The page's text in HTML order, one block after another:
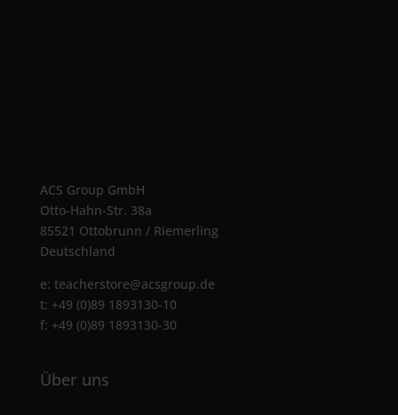
ACS Group GmbH
Otto-Hahn-Str. 38a
85521 Ottobrunn / Riemerling
Deutschland
e: teacherstore@acsgroup.de
t: +49 (0)89 1893130-10
f: +49 (0)89 1893130-30
Über uns